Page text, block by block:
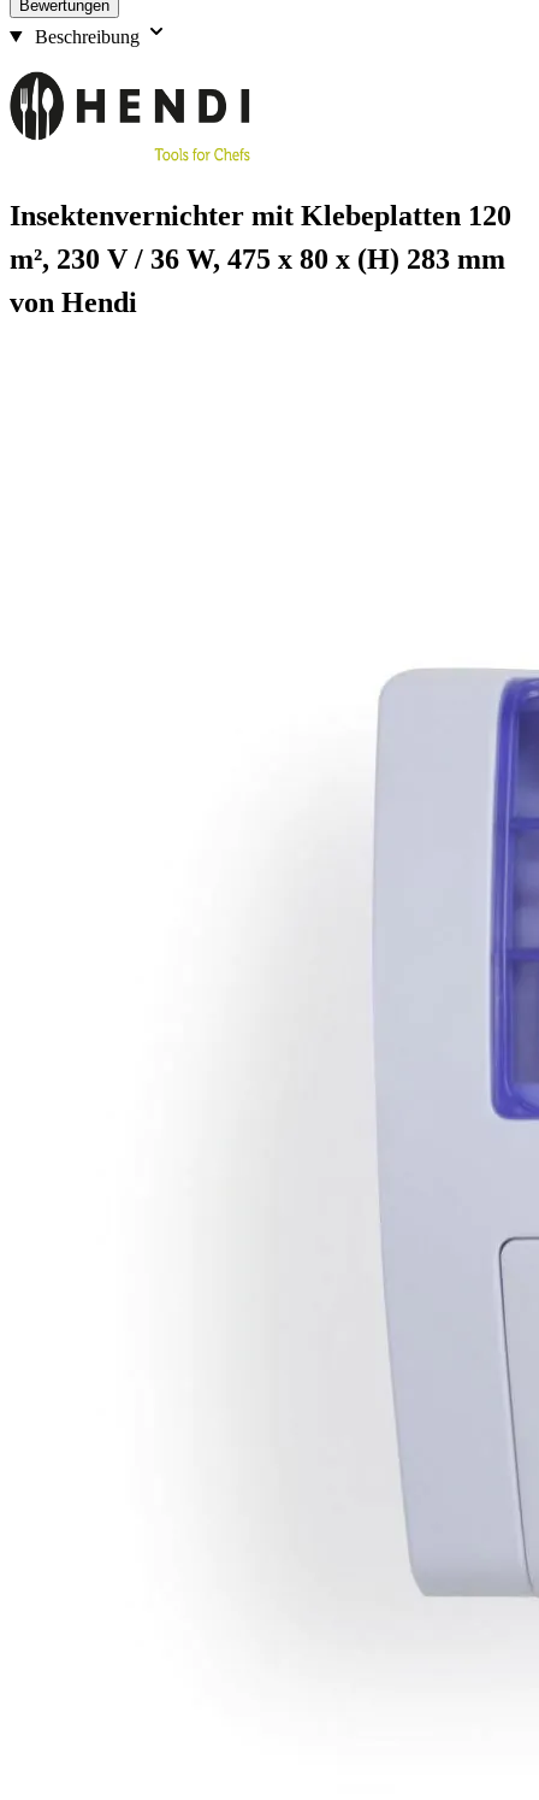
Bewertungen
Beschreibung
Insektenvernichter mit Klebeplatten 120
m², 230 V / 36 W, 475 x 80 x (H) 283 mm
von Hendi